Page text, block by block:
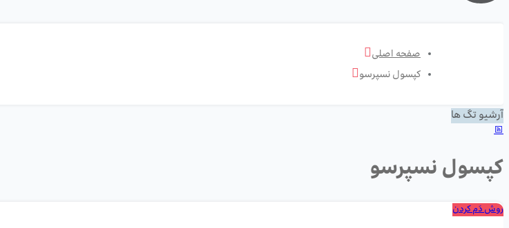
صفحه اصلی
کپسول نسپرسو
آرشیو تگ ها
کپسول نسپرسو
روش دَم کردن